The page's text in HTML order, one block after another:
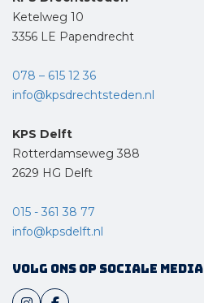
Ketelweg 10
3356 LE Papendrecht
078 – 615 12 36
info@kpsdrechtsteden.nl
KPS Delft
Rotterdamseweg 388
2629 HG Delft
015 - 361 38 77
info@kpsdelft.nl
Volg ons op sociale media